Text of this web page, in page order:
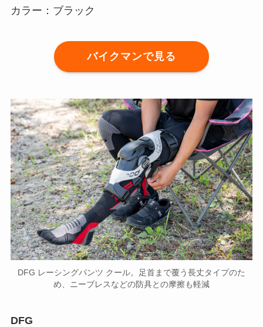
カラー：ブラック
バイクマンで見る
DFG レーシングパンツ クール。足首まで覆う長丈タイプのた
め、ニーブレスなどの防具との摩擦も軽減
DFG